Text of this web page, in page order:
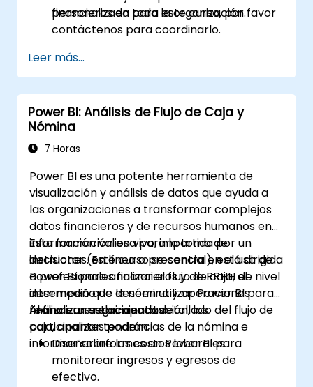
financieros en toda la organización.
personalizada para este curso, por favor
contáctenos para coordinarlo.
Leer más...
Power BI: Análisis de Flujo de Caja y
Nómina
7 Horas
Power BI es una potente herramienta de
visualización y análisis de datos que ayuda a
las organizaciones a transformar complejos
datos financieros y de recursos humanos en
información valiosa para la toma de
decisiones. Este curso se centra en el uso de
Power BI para analizar el flujo de caja, el
desempeño de la nómina y operaciones
financieras relacionadas.
Esta formación en vivo, impartida por un
instructor (en línea o presencial), está dirigida
a profesionales financieros y de RRHH de nivel
intermedio que deseen utilizar Power BI para
realizar un seguimiento detallado del flujo de
caja, analizar tendencias de la nómina e
informar sobre los costos laborales.
Al finalizar esta capacitación, los
participantes podrán:
Diseñar informes en Power BI para
monitorear ingresos y egresos de
efectivo.